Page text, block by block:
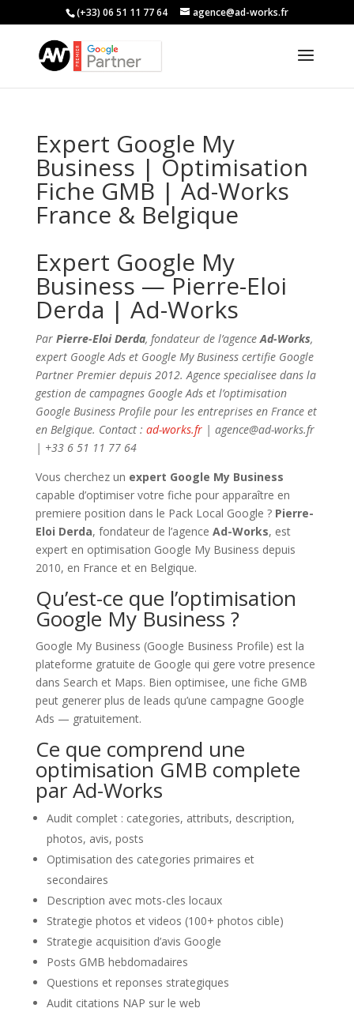
(+33) 06 51 11 77 64 agence@ad-works.fr
Expert Google My
Business | Optimisation
Fiche GMB | Ad-Works
France & Belgique
Expert Google My
Business — Pierre-Eloi
Derda | Ad-Works
Par Pierre-Eloi Derda, fondateur de l’agenceAd-Works,
expert Google Ads et Google My Business certifie Google
Partner Premier depuis 2012. Agence specialisee dans la
gestion de campagnes Google Ads et l’optimisation
Google Business Profile pour les entreprises en France et
en Belgique. Contact : ad-works.fr| agence@ad-works.fr
| +33 6 51 11 77 64
Vous cherchez un expert Google My Business
capable d’optimiser votre fiche pour apparaître en
premiere position dans le Pack Local Google ? Pierre-
Eloi Derda, fondateur de l’agence Ad-Works, est
expert en optimisation Google My Business depuis
2010, en France et en Belgique.
Qu’est-ce que l’optimisation
Google My Business ?
Google My Business (Google Business Profile) est la
plateforme gratuite de Google qui gere votre presence
dans Search et Maps. Bien optimisee, une fiche GMB
peut generer plus de leads qu’une campagne Google
Ads — gratuitement.
Ce que comprend une
optimisation GMB complete
par Ad-Works
Audit complet : categories, attributs, description,
photos, avis, posts
Optimisation des categories primaires et
secondaires
Description avec mots-cles locaux
Strategie photos et videos (100+ photos cible)
Strategie acquisition d’avis Google
Posts GMB hebdomadaires
Questions et reponses strategiques
Audit citations NAP sur le web